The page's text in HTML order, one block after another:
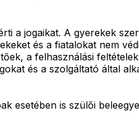
a jogaikat. A gyerekek
és a fiatalokat nem
a felhasználási
és a szolgáltató által
esetében is szülői